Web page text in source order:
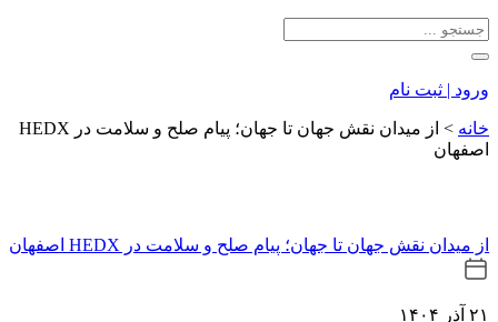
ورود | ثبت نام
خانه >
از میدان نقش جهان تا جهان؛ پیام صلح و سلامت در HEDX
اصفهان
از میدان نقش جهان تا جهان؛ پیام صلح و سلامت در HEDX اصفهان
۲۱ آذر ۱۴۰۴